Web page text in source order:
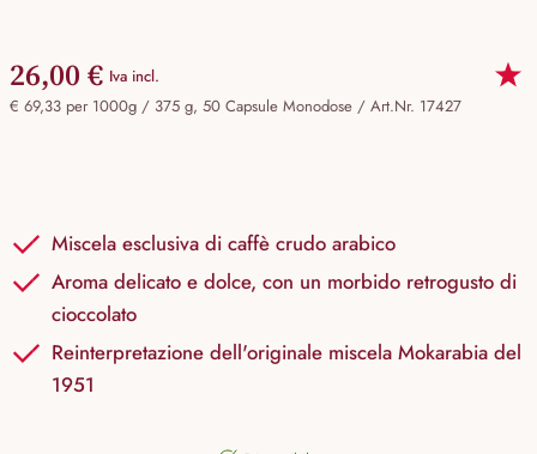
26,00 € Iva incl.
€ 69,33 per 1000g / 375 g, 50 Capsule Monodose / Art.Nr. 17427
Miscela esclusiva di caffè crudo arabico
Aroma delicato e dolce, con un morbido retrogusto di
cioccolato
Reinterpretazione dell'originale miscela Mokarabia del
1951